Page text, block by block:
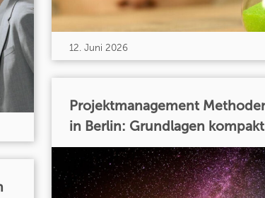
12. Juni 2026
Projektmanagement
in Berlin: Grundlagen kompakt